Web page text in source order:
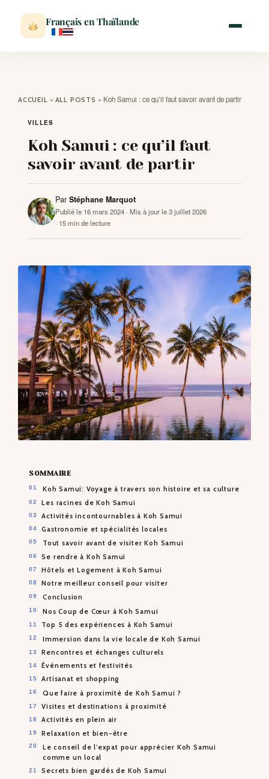
Français en Thaïlande
ACTUALITÉ
BLOG
CONTACTS
ACCUEIL » ALL POSTS » Koh Samui : ce qu’il faut savoir avant de partir
VILLES
Koh Samui : ce qu’il faut
savoir avant de partir
Par Stéphane Marquot
Publié le 16 mars 2024 · Mis à jour le 3 juillet 2026
· 15 min de lecture
SOMMAIRE
Koh Samui: Voyage à travers son histoire et sa culture
Les racines de Koh Samui
Activités incontournables à Koh Samui
Gastronomie et spécialités locales
Tout savoir avant de visiter Koh Samui
Se rendre à Koh Samui
Hôtels et Logement à Koh Samui
Notre meilleur conseil pour visiter
Conclusion
Nos Coup de Cœur à Koh Samui
Top 5 des expériences à Koh Samui
Immersion dans la vie locale de Koh Samui
Rencontres et échanges culturels
Événements et festivités
Artisanat et shopping
Que faire à proximité de Koh Samui ?
Visites et destinations à proximité
Activités en plein air
Relaxation et bien-être
Le conseil de l’expat pour apprécier Koh Samui
comme un local
Secrets bien gardés de Koh Samui